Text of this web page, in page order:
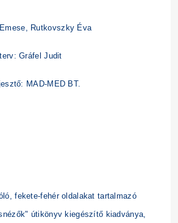
Rutkovszky Éva
Gráfel Judit
MAD-MED BT.
fekete-fehér oldalakat tartalmazó
útikönyv kiegészítő kiadványa,